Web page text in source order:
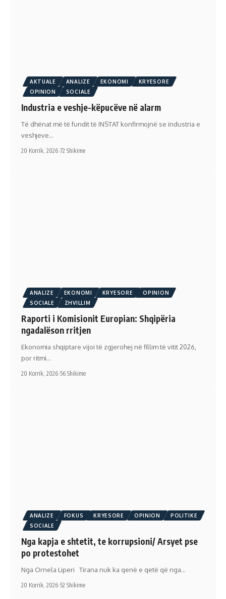
AKTUALE ANALIZE EKONOMI
KRYESORE
OPINION
SOCIALE
Industria e veshje-këpucëve në alarm
Të dhënat më të fundit të INSTAT konfirmojnë se industria e
veshjeve…
20 Korrik, 2026 72 Shikime
ANALIZE EKONOMI KRYESORE
OPINION
SOCIALE
ZHVILLIM
Raporti i Komisionit Europian: Shqipëria
ngadalëson rritjen
Ekonomia shqiptare vijoi të zgjerohej në fillim të vitit 2026,
por ritmi…
20 Korrik, 2026 56 Shikime
ANALIZE FOKUS KRYESORE OPINION
POLITIKE
SOCIALE
Nga kapja e shtetit, te korrupsioni/ Arsyet pse
po protestohet
Nga Ornela Liperi Tirana nuk ka qenë e qetë që nga…
20 Korrik, 2026 52 Shikime